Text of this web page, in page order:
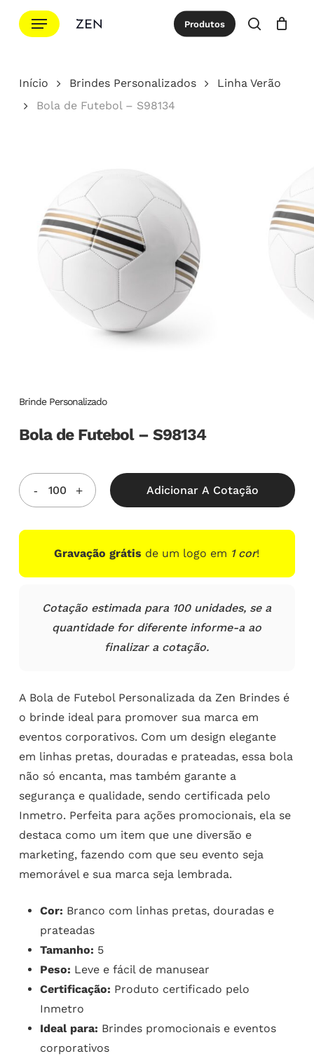
para
principal
Menu Produtos
procurar
Cotação Close
Início Brindes Personalizados
Linha Verão
Bola de Futebol – S98134
Brinde Personalizado
Bola de Futebol – S98134
Adicionar A Cotação
Gravação grátis de um logo em 1 cor!
Cotação estimada para 100 unidades, se a
quantidade for diferente informe-a ao
finalizar a cotação.
A Bola de Futebol Personalizada da Zen Brindes é
o brinde ideal para promover sua marca em
eventos corporativos. Com um design elegante
em linhas pretas, douradas e prateadas, essa bola
não só encanta, mas também garante a
segurança e qualidade, sendo certificada pelo
Inmetro. Perfeita para ações promocionais, ela se
destaca como um item que une diversão e
marketing, fazendo com que seu evento seja
memorável e sua marca seja lembrada.
Cor: Branco com linhas pretas, douradas e
prateadas
Tamanho: 5
Peso: Leve e fácil de manusear
Certificação: Produto certificado pelo
Inmetro
Ideal para: Brindes promocionais e eventos
corporativos